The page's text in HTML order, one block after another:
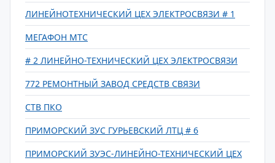
ЛИНЕЙНОТЕХНИЧЕСКИЙ ЦЕХ ЭЛЕКТРОСВЯЗИ # 1
МЕГАФОН МТС
# 2 ЛИНЕЙНО-ТЕХНИЧЕСКИЙ ЦЕХ ЭЛЕКТРОСВЯЗИ
772 РЕМОНТНЫЙ ЗАВОД СРЕДСТВ СВЯЗИ
СТВ ПКО
ПРИМОРСКИЙ ЗУС ГУРЬЕВСКИЙ ЛТЦ # 6
ПРИМОРСКИЙ ЗУЭС-ЛИНЕЙНО-ТЕХНИЧЕСКИЙ ЦЕХ